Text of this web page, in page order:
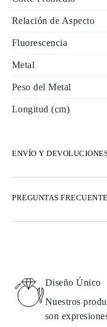
Relación de Aspecto
Fluorescencia
Metal
Peso del Metal
Longitud (cm)
ENVÍO Y
Opciones de entrega
Detalles sobre métodos
pueden encontrar en las
PREGUNTAS
Diseño Único
Nuestros
son